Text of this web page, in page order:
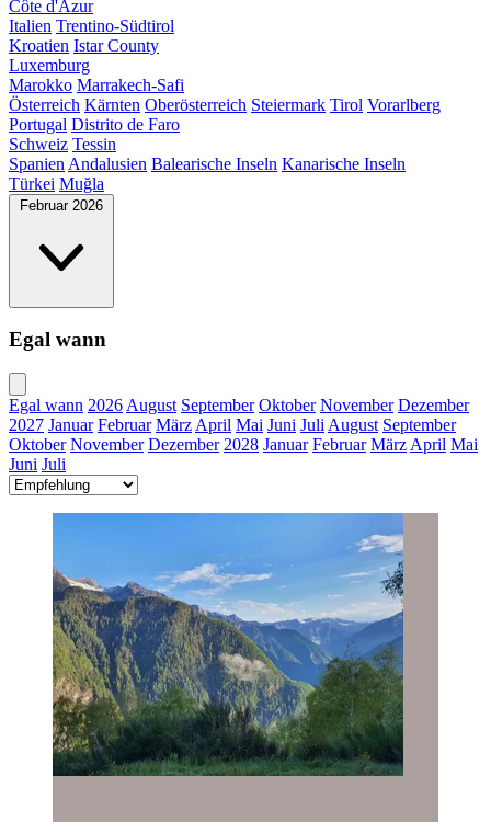
Côte d'Azur
Italien Trentino-Südtirol
Kroatien Istar County
Luxemburg
Marokko Marrakech-Safi
Österreich Kärnten Oberösterreich Steiermark Tirol Vorarlberg
Portugal Distrito de Faro
Schweiz Tessin
Spanien Andalusien Balearische Inseln Kanarische Inseln
Türkei Muğla
Februar 2026
Egal wann
Egal wann 2026 August September Oktober November Dezember
2027 Januar Februar März April Mai Juni Juli August September
Oktober November Dezember 2028 Januar Februar März April Mai
Juni Juli